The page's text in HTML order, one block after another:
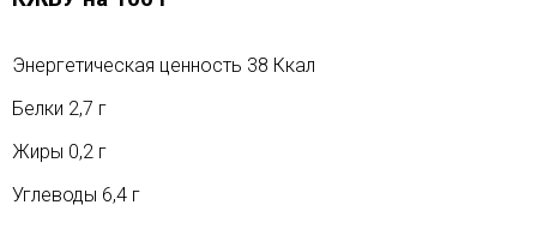
Энергетическая ценность 38 Ккал
Белки 2,7 г
Жиры 0,2 г
Углеводы 6,4 г